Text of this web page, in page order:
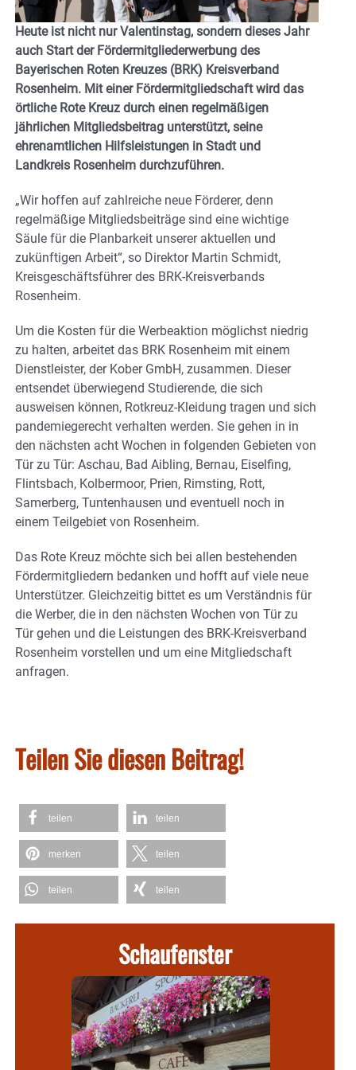
Heute ist nicht nur Valentinstag, sondern dieses Jahr
auch Start der Fördermitgliederwerbung des
Bayerischen Roten Kreuzes (BRK) Kreisverband
Rosenheim. Mit einer Fördermitgliedschaft wird das
örtliche Rote Kreuz durch einen regelmäßigen
jährlichen Mitgliedsbeitrag unterstützt, seine
ehrenamtlichen Hilfsleistungen in Stadt und
Landkreis Rosenheim durchzuführen.
„Wir hoffen auf zahlreiche neue Förderer, denn
regelmäßige Mitgliedsbeiträge sind eine wichtige
Säule für die Planbarkeit unserer aktuellen und
zukünftigen Arbeit“, so Direktor Martin Schmidt,
Kreisgeschäftsführer des BRK-Kreisverbands
Rosenheim.
Um die Kosten für die Werbeaktion möglichst niedrig
zu halten, arbeitet das BRK Rosenheim mit einem
Dienstleister, der Kober GmbH, zusammen. Dieser
entsendet überwiegend Studierende, die sich
ausweisen können, Rotkreuz-Kleidung tragen und sich
pandemiegerecht verhalten werden. Sie gehen in in
den nächsten acht Wochen in folgenden Gebieten von
Tür zu Tür: Aschau, Bad Aibling, Bernau, Eiselfing,
Flintsbach, Kolbermoor, Prien, Rimsting, Rott,
Samerberg, Tuntenhausen und eventuell noch in
einem Teilgebiet von Rosenheim.
Das Rote Kreuz möchte sich bei allen bestehenden
Fördermitgliedern bedanken und hofft auf viele neue
Unterstützer. Gleichzeitig bittet es um Verständnis für
die Werber, die in den nächsten Wochen von Tür zu
Tür gehen und die Leistungen des BRK-Kreisverband
Rosenheim vorstellen und um eine Mitgliedschaft
anfragen.
Teilen Sie diesen Beitrag!
teilen teilen
merken teilen
teilen teilen
Schaufenster